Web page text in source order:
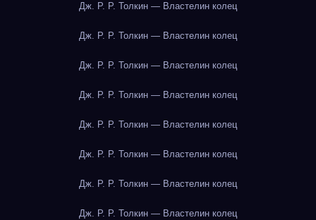
Дж. Р. Р. Толкин — Властелин колец
Дж. Р. Р. Толкин — Властелин колец
Дж. Р. Р. Толкин — Властелин колец
Дж. Р. Р. Толкин — Властелин колец
Дж. Р. Р. Толкин — Властелин колец
Дж. Р. Р. Толкин — Властелин колец
Дж. Р. Р. Толкин — Властелин колец
Дж. Р. Р. Толкин — Властелин колец